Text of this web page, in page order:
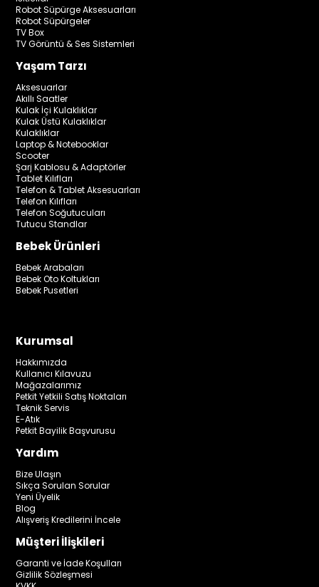
Robot Süpürge Aksesuarları
Robot Süpürgeler
TV Box
TV Görüntü & Ses Sistemleri
Yaşam Tarzı
Aksesuarlar
Akıllı Saatler
Kulak İçi Kulaklıklar
Kulak Üstü Kulaklıklar
Kulaklıklar
Laptop & Notebooklar
Scooter
Şarj Kablosu & Adaptörler
Tablet Kılıfları
Telefon & Tablet Aksesuarları
Telefon Kılıfları
Telefon Soğutucuları
Tutucu Standlar
Bebek Ürünleri
Bebek Arabaları
Bebek Oto Koltukları
Bebek Pusetleri
Kurumsal
Hakkımızda
Kullanıcı Kılavuzu
Mağazalarımız
Petkit Yetkili Satış Noktaları
Teknik Servis
E-Atık
Petkit Bayilik Başvurusu
Yardım
Bize Ulaşın
Sıkça Sorulan Sorular
Yeni Üyelik
Blog
Alışveriş Kredilerini İncele
Müşteri İlişkileri
Garanti ve İade Koşulları
Gizlilik Sözleşmesi